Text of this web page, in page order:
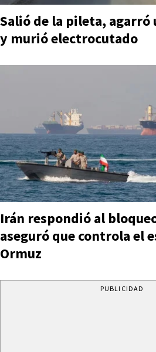
Salió de la pileta,
y murió electrocutado
Irán respondió al
aseguró que controla el
Ormuz
PUBLICIDAD